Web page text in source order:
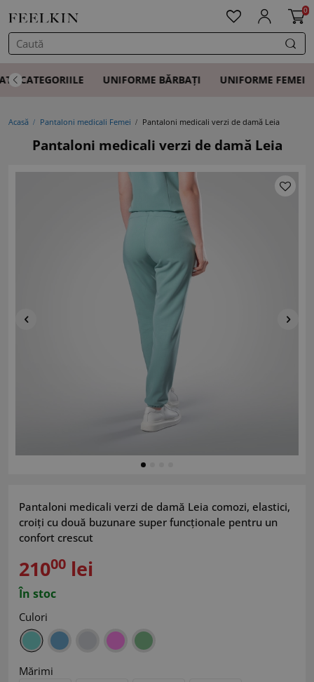
0
CATEGORIILE UNIFORME BĂRBAȚI UNIFORME FEMEI
Acasă Pantaloni medicali Femei Pantaloni medicali verzi de damă Leia
Pantaloni medicali verzi de damă Leia
Pantaloni medicali verzi de damă Leia comozi, elastici,
croiți cu două buzunare super funcționale pentru un
confort crescut
21000 lei
În stoc
Culori
Mărimi